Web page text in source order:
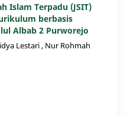
Islam Terpadu (JSIT)
berbasis
Albab 2 Purworejo
Lestari , Nur Rohmah